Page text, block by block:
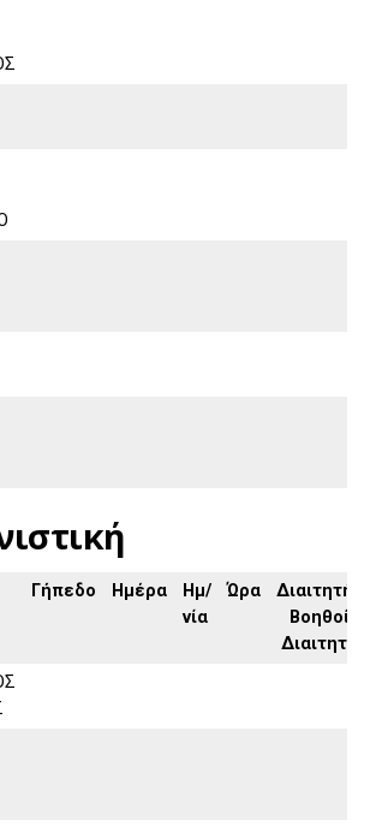
Γήπεδο Ημέρα
Ημ/
νία
Ώρα
Διαιτητής,
Βοηθοί
Διαιτητή